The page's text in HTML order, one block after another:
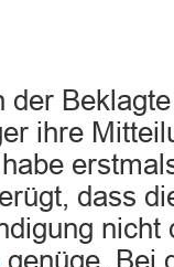
der
ihre
dass
nicht
genüge. Bei